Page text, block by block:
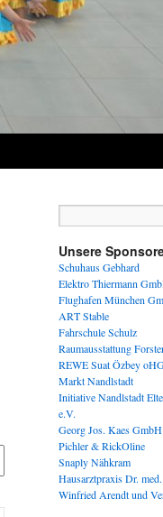
Unsere
Schuhaus Gebhard
Elektro Thiermann
Flughafen München
ART Stable
Fahrschule Schulz
Raumausstattung
REWE Suat Özbey
Markt Nandlstadt
Initiative Nandlstadt
e.V.
Georg Jos. Kaes GmbH
Pichler & RickOline
Snaply Nähkram
Hausarztpraxis Dr.
Winfried Arendt und